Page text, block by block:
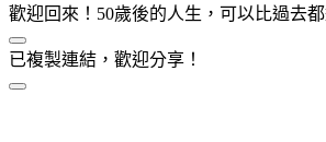
歡迎回來！50歲後的人生，可以比過去都
已複製連結，歡迎分享！